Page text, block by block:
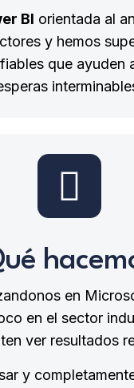
BI orientada al
y hemos
que
en
en el sector
ver resultados
y